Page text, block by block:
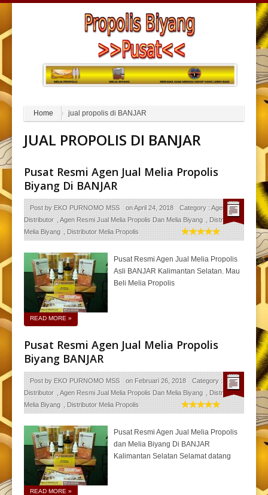
Home jual propolis di BANJAR
JUAL PROPOLIS DI BANJAR
Pusat Resmi Agen Jual Melia Propolis
Biyang Di BANJAR
Post byEKO PURNOMO MSS onApril 24, 2018 Category :Agen
Distributor ,Agen Resmi Jual Melia Propolis Dan Melia Biyang ,Distributor
Melia Biyang ,Distributor Melia Propolis
Pusat Resmi Agen Jual Melia Propolis
Asli BANJAR Kalimantan Selatan. Mau
Beli Melia Propolis
READ MORE »
Pusat Resmi Agen Jual Melia Propolis
Biyang BANJAR
Post byEKO PURNOMO MSS onFebruari 26, 2018 Category : Agen
Distributor ,Agen Resmi Jual Melia Propolis Dan Melia Biyang ,Distributor
Melia Biyang ,Distributor Melia Propolis
Pusat Resmi Agen Jual Melia Propolis
dan Melia Biyang Di BANJAR
Kalimantan Selatan Selamat datang
READ MORE »